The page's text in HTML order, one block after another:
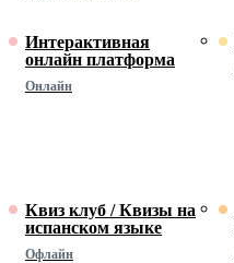
Интерактивная
онлайн платформа
Онлайн
Квиз клуб / Квизы на
испанском языке
Офлайн